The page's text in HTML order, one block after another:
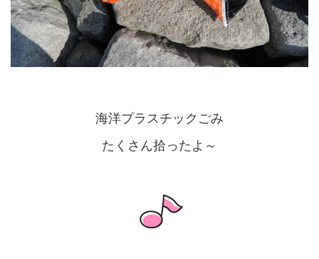
海洋プラスチックごみ
たくさん拾ったよ～